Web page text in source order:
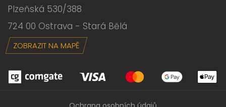
Plzeňská 530/388
724 00 Ostrava - Stará Bělá
ZOBRAZIT NA MAPĚ